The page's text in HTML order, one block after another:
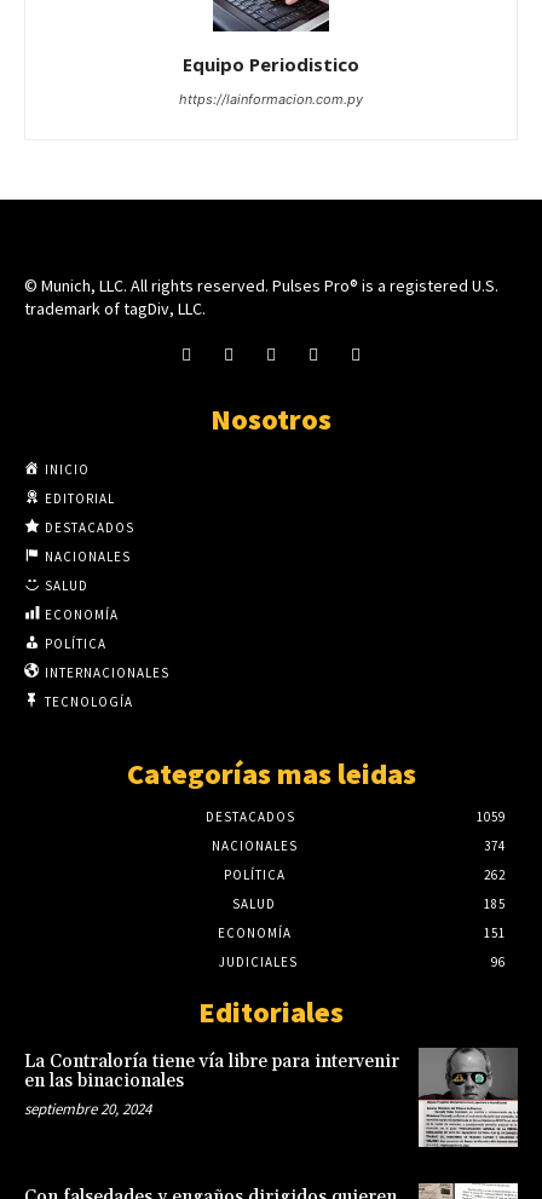
Equipo Periodistico
https://lainformacion.com.py
© Munich, LLC. All rights reserved. Pulses Pro® is a registered U.S.
trademark of tagDiv, LLC.
Nosotros
INICIO
EDITORIAL
DESTACADOS
NACIONALES
SALUD
ECONOMÍA
POLÍTICA
INTERNACIONALES
TECNOLOGÍA
Categorías mas leidas
DESTACADOS
1059
NACIONALES
374
POLÍTICA
262
SALUD
185
ECONOMÍA
151
JUDICIALES
96
Editoriales
La Contraloría tiene vía libre para intervenir
en las binacionales
septiembre 20, 2024